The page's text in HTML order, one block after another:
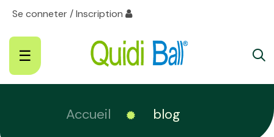
Se conneter / Inscription
Basculer
la
☰
Accueil blog